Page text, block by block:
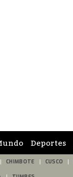
Deportes
CHIMBOTE CUSCO